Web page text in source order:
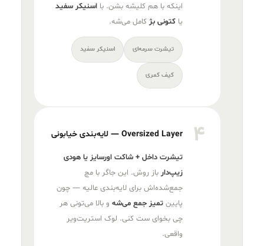
اینکه با هم کلیشه بشن. با اسنیکر سفید
یا کتونی بژ کامل می‌شه.
تیشرت سرمه‌ای اسنیکر سفید
کیف کمری
۴ Oversized Layer — لایه‌بندی خیابونی
تیشرت داخل + شاکت اورسایز یا هودی
زیپ‌دار باز روش. این جاگر با مچ
جمع‌شده‌اش برای لایه‌بندی عالیه — چون
پایین تمیز جمع می‌شه و بالا می‌تونی هر
چی بخوای ست کنی. لوک استریت‌ویر
واقعی.